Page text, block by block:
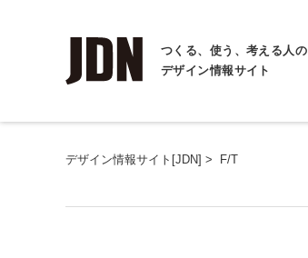
つくる、使う、考える人の
デザイン情報サイト
デザイン情報サイト[JDN] > F/T